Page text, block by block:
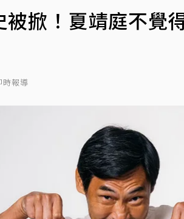
掀！夏靖庭不覺
時報導